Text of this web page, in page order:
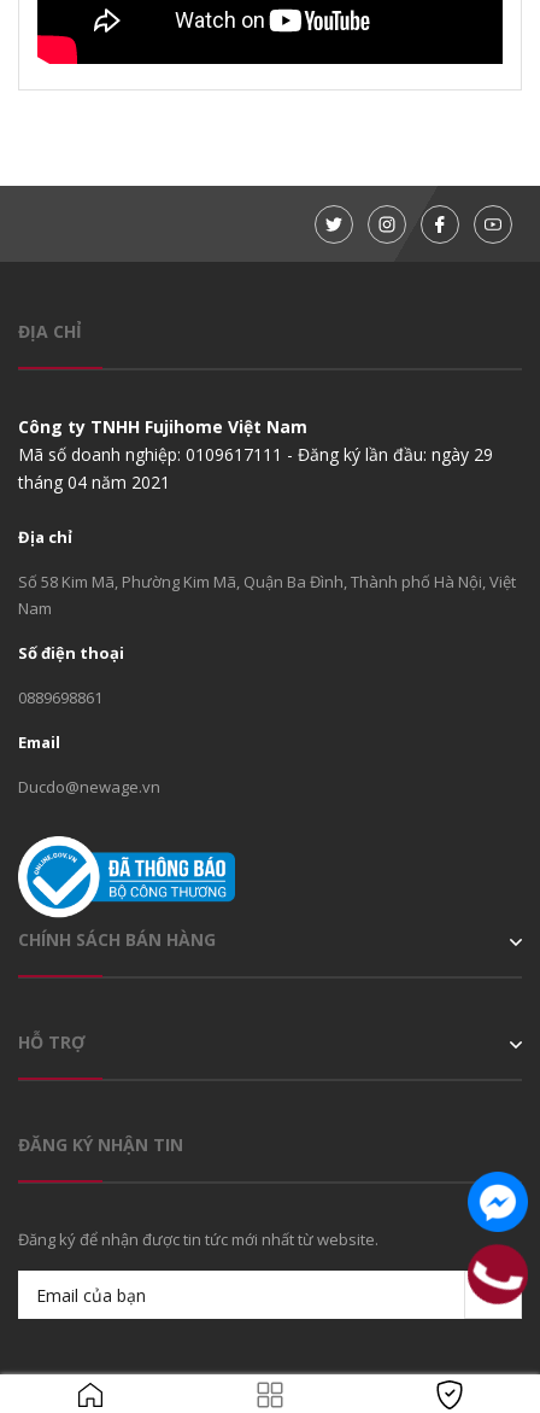
ĐỊA CHỈ
Công ty TNHH Fujihome Việt Nam
Mã số doanh nghiệp: 0109617111 - Đăng ký lần đầu: ngày 29
tháng 04 năm 2021
Địa chỉ
Số 58 Kim Mã, Phường Kim Mã, Quận Ba Đình, Thành phố Hà Nội, Việt
Nam
Số điện thoại
0889698861
Email
Ducdo@newage.vn
CHÍNH SÁCH BÁN HÀNG
HỖ TRỢ
ĐĂNG KÝ NHẬN TIN
Đăng ký để nhận được tin tức mới nhất từ website.
© Bản quyền thuộc về
Caffein Team